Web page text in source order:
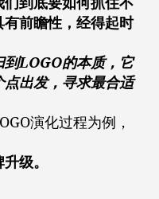
前瞻性，经得起时
到LOGO的本质，它
出发，寻求最合适
演化过程为例，
级。